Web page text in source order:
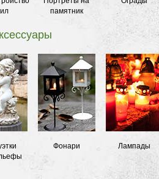
памятник
Фонари Лампады